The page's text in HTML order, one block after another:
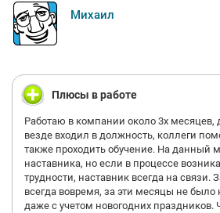
Михаил
Плюсы в работе
Работаю в компании около 3х месяцев,
везде входил в должность, коллеги
также проходить обучение. На данный
наставника, но если в процессе
трудности, наставник всегда на связи.
всегда вовремя, за эти месяцы не
даже с учетом новогодних праздников.